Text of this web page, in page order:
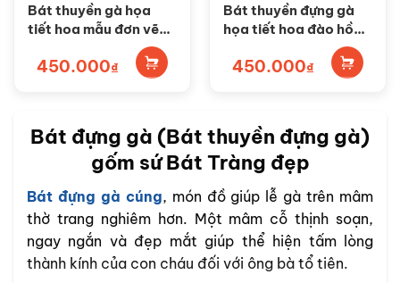
Bát thuyền gà họa
tiết hoa mẫu đơn vẽ
450.000₫
Bát thuyền đựng gà
họa tiết hoa đào hồng
450.000₫
Bát đựng gà (Bát thuyền đựng gà)
gốm sứ Bát Tràng đẹp
Bát đựng gà cúng, món đồ giúp lễ gà trên mâm
thờ trang nghiêm hơn. Một mâm cỗ thịnh soạn,
ngay ngắn và đẹp mắt giúp thể hiện tấm lòng
thành kính của con cháu đối với ông bà tổ tiên.